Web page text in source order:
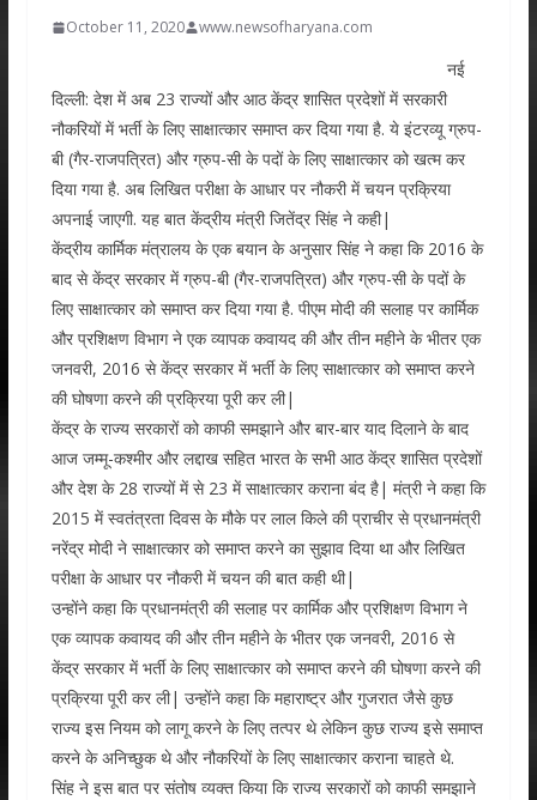
October 11, 2020 www.newsofharyana.com
नई
दिल्ली: देश में अब 23 राज्यों और आठ केंद्र शासित प्रदेशों में सरकारी
नौकरियों में भर्ती के लिए साक्षात्कार समाप्त कर दिया गया है. ये इंटरव्‍यू ग्रुप-
बी (गैर-राजपत्रित) और ग्रुप-सी के पदों के लिए साक्षात्कार को खत्‍म कर
दिया गया है. अब लिखित परीक्षा के आधार पर नौकरी में चयन प्रक्रिया
अपनाई जाएगी. यह बात केंद्रीय मंत्री जितेंद्र सिंह ने कही|
केंद्रीय कार्मिक मंत्रालय के एक बयान के अनुसार सिंह ने कहा कि 2016 के
बाद से केंद्र सरकार में ग्रुप-बी (गैर-राजपत्रित) और ग्रुप-सी के पदों के
लिए साक्षात्कार को समाप्त कर दिया गया है. पीएम मोदी की सलाह पर कार्मिक
और प्रशिक्षण विभाग ने एक व्यापक कवायद की और तीन महीने के भीतर एक
जनवरी, 2016 से केंद्र सरकार में भर्ती के लिए साक्षात्कार को समाप्त करने
की घोषणा करने की प्रक्रिया पूरी कर ली|
केंद्र के राज्य सरकारों को काफी समझाने और बार-बार याद दिलाने के बाद
आज जम्मू-कश्मीर और लद्दाख सहित भारत के सभी आठ केंद्र शासित प्रदेशों
और देश के 28 राज्यों में से 23 में साक्षात्कार कराना बंद है| मंत्री ने कहा कि
2015 में स्वतंत्रता दिवस के मौके पर लाल किले की प्राचीर से प्रधानमंत्री
नरेंद्र मोदी ने साक्षात्कार को समाप्त करने का सुझाव दिया था और लिखित
परीक्षा के आधार पर नौकरी में चयन की बात कही थी|
उन्होंने कहा कि प्रधानमंत्री की सलाह पर कार्मिक और प्रशिक्षण विभाग ने
एक व्यापक कवायद की और तीन महीने के भीतर एक जनवरी, 2016 से
केंद्र सरकार में भर्ती के लिए साक्षात्कार को समाप्त करने की घोषणा करने की
प्रक्रिया पूरी कर ली| उन्होंने कहा कि महाराष्ट्र और गुजरात जैसे कुछ
राज्य इस नियम को लागू करने के लिए तत्पर थे लेकिन कुछ राज्य इसे समाप्त
करने के अनिच्छुक थे और नौकरियों के लिए साक्षात्कार कराना चाहते थे.
सिंह ने इस बात पर संतोष व्यक्त किया कि राज्य सरकारों को काफी समझाने